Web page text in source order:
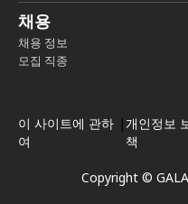
채용
채용 정보
모집 직종
이 사이트에 관하
여
| 개인정보
책
Copyright ©